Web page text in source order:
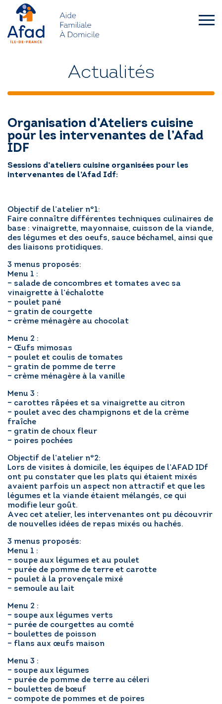
content
afad-
idf.asso.fr
QUI SOMMES-NOUS ?
FAMILLES
SENIORS – HANDICAP
L’AFAD IDF RECRUTE
DEMANDE D’INTERVENTION
RÉGLER MA FACTURE
POSTULER EN LIGNE
Actualités
Organisation d’Ateliers cuisine
pour les intervenantes de l’Afad
IDF
Sessions d’ateliers cuisine organisées pour les
intervenantes de l’Afad Idf:
Objectif de l’atelier n°1:
Faire connaître différentes techniques culinaires de
base : vinaigrette, mayonnaise, cuisson de la viande,
des légumes et des oeufs, sauce béchamel, ainsi que
des liaisons protidiques.
3 menus proposés:
Menu 1 :
– salade de concombres et tomates avec sa
vinaigrette à l’échalotte
– poulet pané
– gratin de courgette
– crème ménagère au chocolat
Menu 2 :
– Œufs mimosas
– poulet et coulis de tomates
– gratin de pomme de terre
– crème ménagère à la vanille
Menu 3 :
– carottes râpées et sa vinaigrette au citron
– poulet avec des champignons et de la crème
fraîche
– gratin de choux fleur
– poires pochées
Objectif de l’atelier n°2:
Lors de visites à domicile, les équipes de l’AFAD IDf
ont pu constater que les plats qui étaient mixés
avaient parfois un aspect non attractif et que les
légumes et la viande étaient mélangés, ce qui
modifie leur goût.
Avec cet atelier, les intervenantes ont pu découvrir
de nouvelles idées de repas mixés ou hachés.
3 menus proposés:
Menu 1 :
– soupe aux légumes et au poulet
– purée de pomme de terre et carotte
– poulet à la provençale mixé
– semoule au lait
Menu 2 :
– soupe aux légumes verts
– purée de courgettes au comté
– boulettes de poisson
– flans aux œufs maison
Menu 3 :
– soupe aux légumes
– purée de pomme de terre au céleri
– boulettes de bœuf
– compote de pommes et de poires